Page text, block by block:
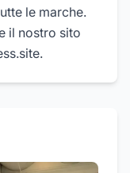
le marche.
il nostro sito